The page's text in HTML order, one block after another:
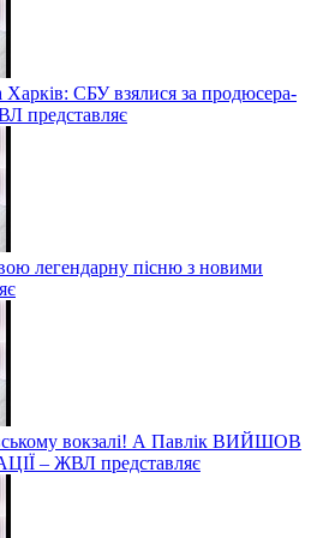
Харків: СБУ взялися за продюсера-
представляє
легендарну пісню з новими
вокзалі! А Павлік ВИЙШОВ
– ЖВЛ представляє